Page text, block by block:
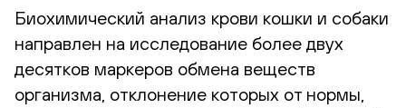
Биохимический анализ крови кошки и собаки
направлен на исследование более двух
десятков маркеров обмена веществ
организма, отклонение которых от нормы,